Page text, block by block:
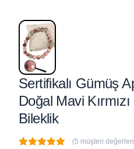
Sertifikalı Gümüş
Doğal Mavi
Bileklik
(5 müşteri